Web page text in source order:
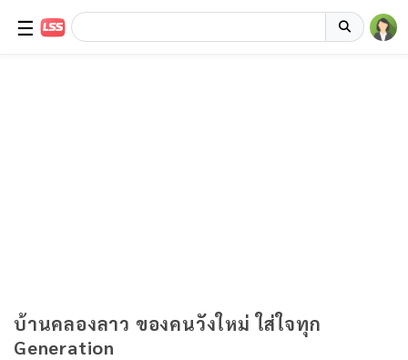
☰
บ้านคลองลาว ของคนวังใหม่ ใส่ใจทุก
Generation